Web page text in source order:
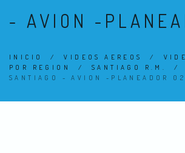
- AVION -
INICIO /VIDEOS AEREOS /
POR REGION
/SANTIAGO R.M.
SANTIAGO - AVION -PLANEADOR 02